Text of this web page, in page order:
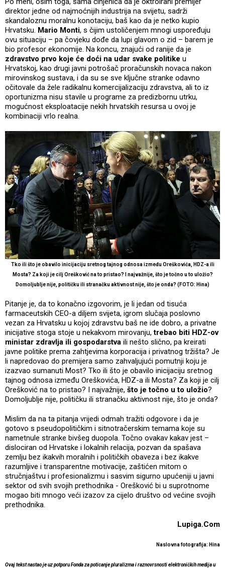
direktor jedne od najmoćnijih industrija na svijetu, sadrži
skandaloznu moralnu konotaciju, baš kao da je netko kupio
Hrvatsku. Mario Monti, s čijim ustoličenjem mnogi uspoređuju
ovu situaciju – pa čovjeku dođe da lupi glavom o zid – barem je
bio profesor ekonomije. Na koncu, znajući od ranije da je
zdravstvo prvo koje će doći na udar svake politike u
Hrvatskoj, kao drugi javni potrošač proračunskih novaca nakon
mirovinskog sustava, i da su se sve ključne stranke odavno
očitovale da žele radikalnu komercijalizaciju zdravstva, ali to iz
oportunizma nisu stavile u programe za predizbornu utrku,
mogućnost eksploatacije nekih hrvatskih resursa u ovoj je
kombinaciji vrlo realna.
Tko ili što je obavilo inicijaciju sretnog tajnog odnosa između Oreškovića, HDZ-a ili
Mosta? Za koji je cilj Orešković na to pristao? I najvažnije, što je točno u to uložio?
Domoljublje nije, političku ili stranačku aktivnost nije, što je onda? (FOTO: Hina)
Pitanje je, da to konačno izgovorim, je li jedan od tisuća
farmaceutskih CEO-a diljem svijeta, igrom slučaja poslovno
vezan za Hrvatsku u kojoj zdravstvu baš ne ide dobro, a privatne
inicijative stoga stoje u nekakvom mirovanju,trebao biti HDZ-ov
ministar zdravlja ili gospodarstva ili nešto slično, pa kreirati
javne politike prema zahtjevima korporacija i privatnog tržišta? Je
li napredovao do premijera samo zahvaljujući pomutnji koju je
izazvao sumanuti Most? Tko ili što je obavilo inicijaciju sretnog
tajnog odnosa između Oreškovića, HDZ-a ili Mosta? Za koji je cilj
Orešković na to pristao? I najvažnije, što je točno u to uložio?
Domoljublje nije, političku ili stranačku aktivnost nije, što je onda?
Mislim da na ta pitanja vrijedi odmah tražiti odgovore i da je
gotovo s pseudopolitičkim i sitnotračerskim temama koje su
nametnule stranke bivšeg duopola. Točno ovakav kakav jest –
dislociran od Hrvatske i lokalnih relacija, pozvan da spašava
zemlju bez ikakvih moralnih i političkih obaveza i bez ikakve
razumljive i transparentne motivacije, zaštićen mitom o
stručnjaštvu i profesionalizmu i sasvim sigurno upućeniji u javni
sektor od svih svojih prethodnika - Orešković bi u suprotnome
mogao biti mnogo veći izazov za cijelo društvo od većine svojih
prethodnika.
Lupiga.Com
Naslovna fotografija: Hina
Ovaj tekst nastao je uz potporu Fonda za poticanje pluralizma i raznovrsnosti elektroničkih medija u